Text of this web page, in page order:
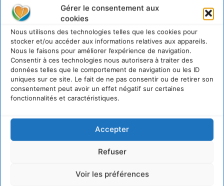
Gérer le consentement aux
cookies
Nous utilisons des technologies telles que les cookies pour
stocker et/ou accéder aux informations relatives aux appareils.
Nous le faisons pour améliorer l’expérience de navigation.
Consentir à ces technologies nous autorisera à traiter des
données telles que le comportement de navigation ou les ID
uniques sur ce site. Le fait de ne pas consentir ou de retirer son
consentement peut avoir un effet négatif sur certaines
fonctionnalités et caractéristiques.
Accepter
Refuser
Voir les préférences
JE M'ABONNE